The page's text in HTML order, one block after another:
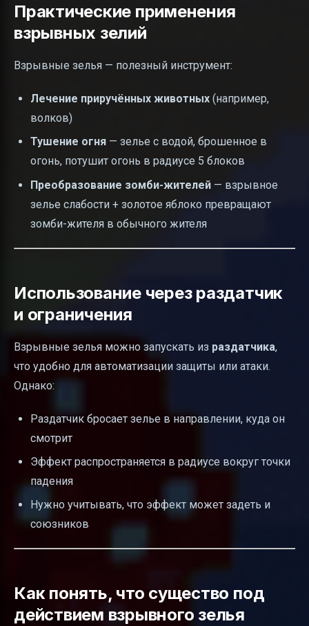
Практические применения
взрывных зелий
Взрывные зелья — полезный инструмент:
Лечение приручённых животных (например,
волков)
Тушение огня — зелье с водой, брошенное в
огонь, потушит огонь в радиусе 5 блоков
Преобразование зомби-жителей — взрывное
зелье слабости + золотое яблоко превращают
зомби-жителя в обычного жителя
Использование через раздатчик
и ограничения
Взрывные зелья можно запускать из раздатчика,
что удобно для автоматизации защиты или атаки.
Однако:
Раздатчик бросает зелье в направлении, куда он
смотрит
Эффект распространяется в радиусе вокруг точки
падения
Нужно учитывать, что эффект может задеть и
союзников
Как понять, что существо под
действием взрывного зелья